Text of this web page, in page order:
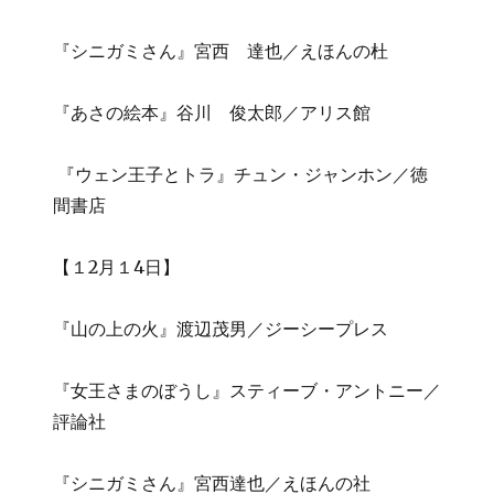
『シニガミさん』宮西 達也／えほんの杜
『あさの絵本』谷川 俊太郎／アリス館
『ウェン王子とトラ』チュン・ジャンホン／徳
間書店
【１2月１4日】
『山の上の火』渡辺茂男／ジーシープレス
『女王さまのぼうし』スティーブ・アントニー／
評論社
『シニガミさん』宮西達也／えほんの社